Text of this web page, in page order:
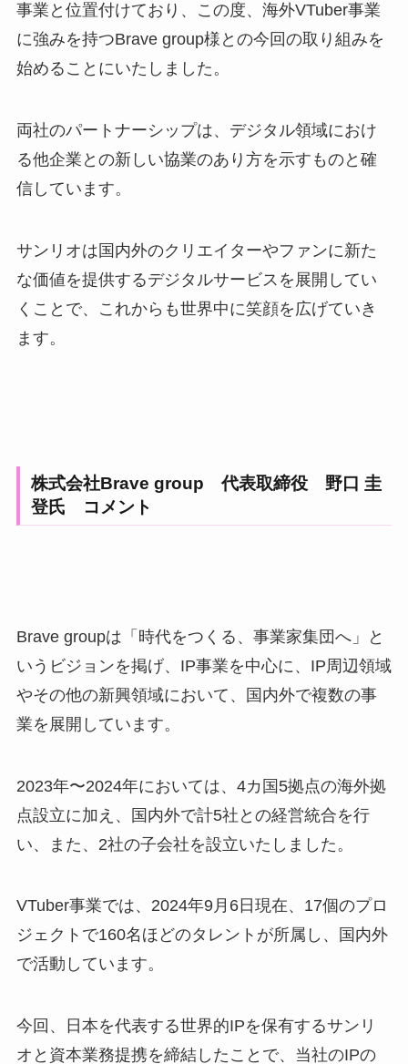
事業と位置付けており、この度、海外VTuber事業
に強みを持つBrave group様との今回の取り組みを
始めることにいたしました。
両社のパートナーシップは、デジタル領域におけ
る他企業との新しい協業のあり方を示すものと確
信しています。
サンリオは国内外のクリエイターやファンに新た
な価値を提供するデジタルサービスを展開してい
くことで、これからも世界中に笑顔を広げていき
ます。
株式会社Brave group 代表取締役 野口 圭
登氏 コメント
Brave groupは「時代をつくる、事業家集団へ」と
いうビジョンを掲げ、IP事業を中心に、IP周辺領域
やその他の新興領域において、国内外で複数の事
業を展開しています。
2023年〜2024年においては、4カ国5拠点の海外拠
点設立に加え、国内外で計5社との経営統合を行
い、また、2社の子会社を設立いたしました。
VTuber事業では、2024年9月6日現在、17個のプロ
ジェクトで160名ほどのタレントが所属し、国内外
で活動しています。
今回、日本を代表する世界的IPを保有するサンリ
オと資本業務提携を締結したことで、当社のIPの